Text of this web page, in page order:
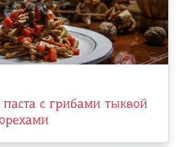
с грибами тыквой